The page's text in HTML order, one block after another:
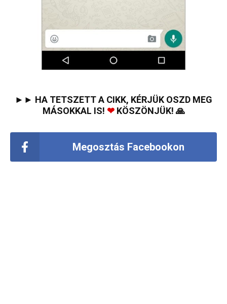
►► HA TETSZETT A CIKK, KÉRJÜK OSZD MEG
MÁSOKKAL IS! ❤KÖSZÖNJÜK! 🙏
Megosztás Facebookon